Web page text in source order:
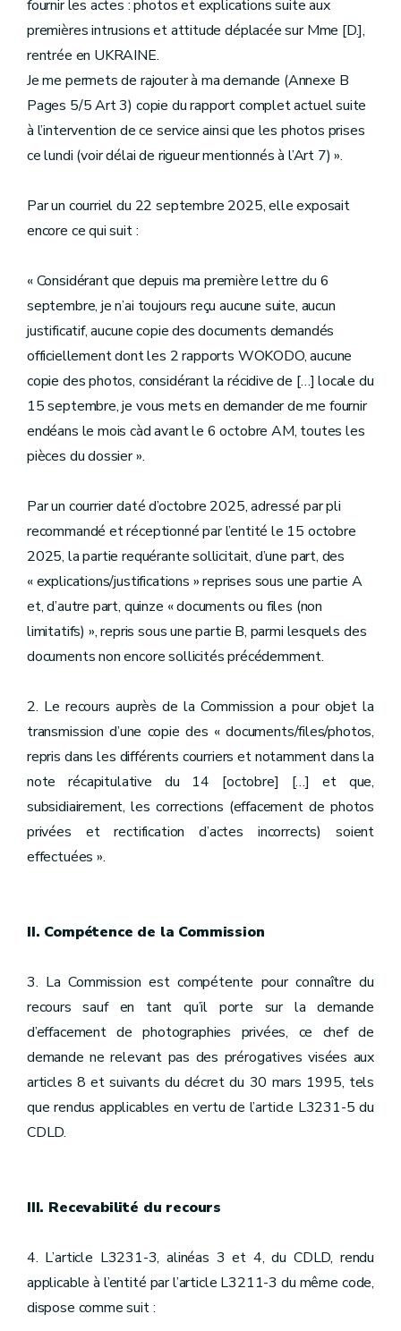
fournir les actes : photos et explications suite aux
premières intrusions et attitude déplacée sur Mme [D.],
rentrée en UKRAINE.
Je me permets de rajouter à ma demande (Annexe B
Pages 5/5 Art 3) copie du rapport complet actuel suite
à l’intervention de ce service ainsi que les photos prises
ce lundi (voir délai de rigueur mentionnés à l’Art 7) ».
Par un courriel du 22 septembre 2025, elle exposait
encore ce qui suit :
« Considérant que depuis ma première lettre du 6
septembre, je n’ai toujours reçu aucune suite, aucun
justificatif, aucune copie des documents demandés
officiellement dont les 2 rapports WOKODO, aucune
copie des photos, considérant la récidive de […] locale du
15 septembre, je vous mets en demander de me fournir
endéans le mois càd avant le 6 octobre AM, toutes les
pièces du dossier ».
Par un courrier daté d’octobre 2025, adressé par pli
recommandé et réceptionné par l’entité le 15 octobre
2025, la partie requérante sollicitait, d’une part, des
« explications/justifications » reprises sous une partie A
et, d’autre part, quinze « documents ou files (non
limitatifs) », repris sous une partie B, parmi lesquels des
documents non encore sollicités précédemment.
2. Le recours auprès de la Commission a pour objet la
transmission d’une copie des « documents/files/photos,
repris dans les différents courriers et notamment dans la
note récapitulative du 14 [octobre] […] et que,
subsidiairement, les corrections (effacement de photos
privées et rectification d’actes incorrects) soient
effectuées ».
II. Compétence de la Commission
3. La Commission est compétente pour connaître du
recours sauf en tant qu’il porte sur la demande
d’effacement de photographies privées, ce chef de
demande ne relevant pas des prérogatives visées aux
articles 8 et suivants du décret du 30 mars 1995, tels
que rendus applicables en vertu de l’article L3231-5 du
CDLD.
III. Recevabilité du recours
4. L’article L3231-3, alinéas 3 et 4, du CDLD, rendu
applicable à l’entité par l’article L3211-3 du même code,
dispose comme suit :